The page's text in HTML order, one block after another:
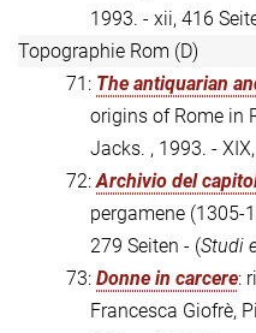
1993. - xii, 416
Topographie Rom (D)
71: The antiquarian
origins of Rome in
Jacks. , 1993. -
72:Archivio del
pergamene (1305-
279 Seiten - (Studi
73: Donne in carcere:
Francesca Giofrè,